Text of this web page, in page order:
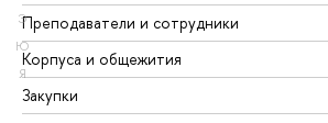
Э
Ю
Я
Преподаватели и сотрудники
Корпуса и общежития
Закупки